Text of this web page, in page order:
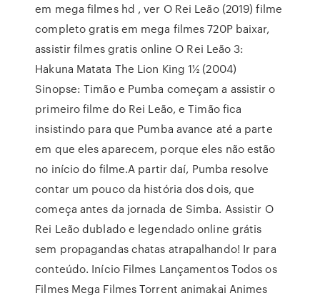
em mega filmes hd , ver O Rei Leão (2019) filme
completo gratis em mega filmes 720P baixar,
assistir filmes gratis online O Rei Leão 3:
Hakuna Matata The Lion King 1½ (2004)
Sinopse: Timão e Pumba começam a assistir o
primeiro filme do Rei Leão, e Timão fica
insistindo para que Pumba avance até a parte
em que eles aparecem, porque eles não estão
no início do filme.A partir daí, Pumba resolve
contar um pouco da história dos dois, que
começa antes da jornada de Simba. Assistir O
Rei Leão dublado e legendado online grátis
sem propagandas chatas atrapalhando! Ir para
conteúdo. Início Filmes Lançamentos Todos os
Filmes Mega Filmes Torrent animakai Animes